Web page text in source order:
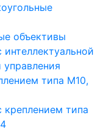
объективы
управления
типа M10,
креплением типа